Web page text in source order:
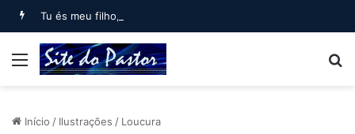
Tu és meu filho, Eu hoje te gerei (Salmo 2)
Menu
Início / Ilustrações / Loucura